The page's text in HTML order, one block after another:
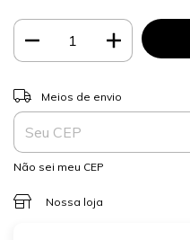
Entregas para o CEP:
Meios de envio
Não sei meu CEP
Nossa loja